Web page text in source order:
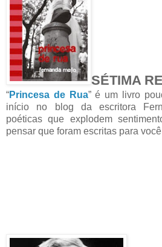
SÉTIMA
“Princesa de Rua” é um livro
início no blog da escritora
poéticas que explodem
pensar que foram escritas para